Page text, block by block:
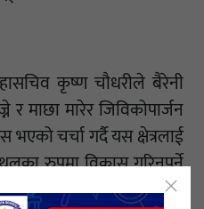
कृष्ण चौधरीले बैरेनी
र माछा मारेर जिविकोपार्जन
चर्चा गर्दै यस क्षेत्रलाई
रुपमा विकास गरिनुपर्ने